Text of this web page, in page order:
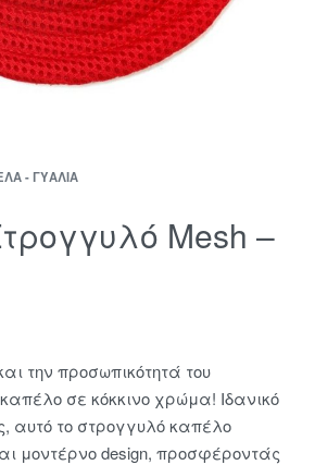
- ΓΥΑΛΙΆ
Mesh –
την προσωπικότητά του
σε κόκκινο χρώμα! Ιδανικό
αυτό το στρογγυλό καπέλο
μοντέρνο design, προσφέροντάς